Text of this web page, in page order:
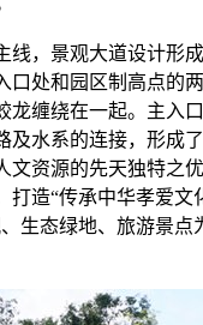
线，景观大道设计形
口处和园区制高点的
龙缠绕在一起。主入
及水系的连接，形成
文资源的先天独特之
打造“传承中华孝爱文
生态绿地、旅游景点